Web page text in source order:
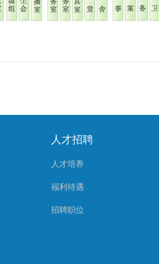
人才招聘
人才培养
福利待遇
招聘职位